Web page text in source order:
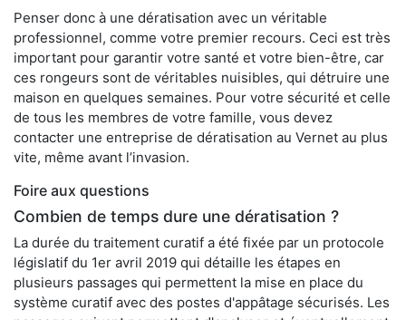
Penser donc à une dératisation avec un véritable
professionnel, comme votre premier recours. Ceci est très
important pour garantir votre santé et votre bien-être, car
ces rongeurs sont de véritables nuisibles, qui détruire une
maison en quelques semaines. Pour votre sécurité et celle
de tous les membres de votre famille, vous devez
contacter une entreprise de dératisation au Vernet au plus
vite, même avant l’invasion.
Foire aux questions
Combien de temps dure une dératisation ?
La durée du traitement curatif a été fixée par un protocole
législatif du 1er avril 2019 qui détaille les étapes en
plusieurs passages qui permettent la mise en place du
système curatif avec des postes d'appâtage sécurisés. Les